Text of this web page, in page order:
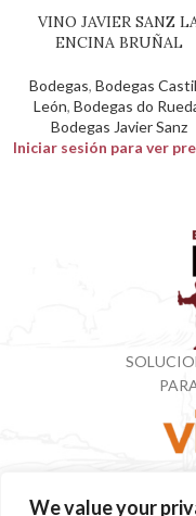
We value your
VINO JAVIER SANZ
ENCINA BRUÑAL
Bodegas, Bodegas
León, Bodegas do
Bodegas Javier Sanz
Iniciar sesión para ver